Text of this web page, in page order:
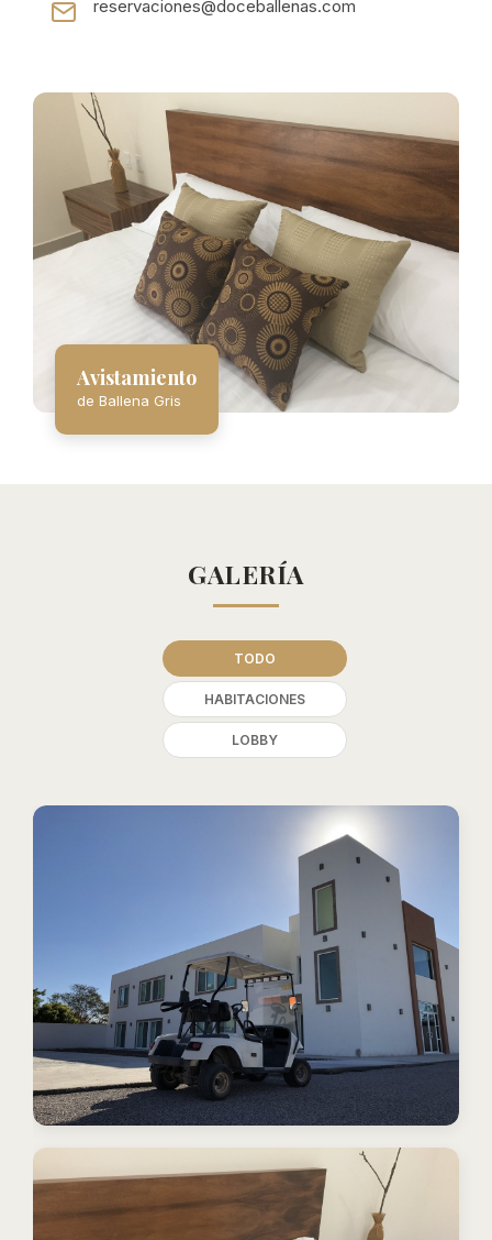
reservaciones@doceballenas.com
Avistamiento
de Ballena Gris
GALERÍA
TODO
HABITACIONES
LOBBY